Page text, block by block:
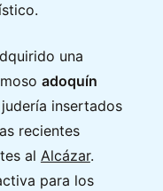
una
adoquín
insertados
recientes
al Alcázar.
para los